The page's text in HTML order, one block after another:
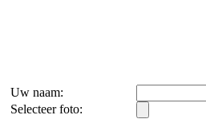
Uw naam:
Selecteer foto: